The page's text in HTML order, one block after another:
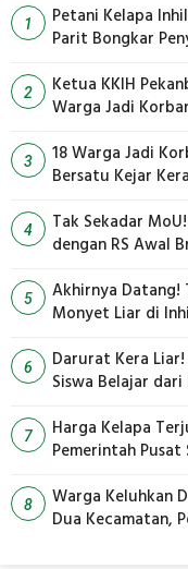
1
Petani Kelapa
Parit Bongkar
2
Ketua KKIH
3
18 Warga Jadi
Bersatu Kejar
4
Tak Sekadar
dengan RS Awal
5
Akhirnya Datang!
Monyet Liar di
6
Darurat Kera
Siswa Belajar dari
7
Harga Kelapa
Pemerintah
8
Warga Keluhkan
Dua Kecamatan,